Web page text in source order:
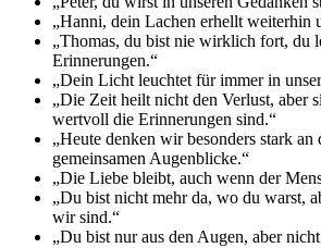
„Hanni, dein Lachen erhellt weiterhin
„Thomas, du bist nie wirklich fort, du
Erinnerungen.“
„Dein Licht leuchtet für immer in
„Die Zeit heilt nicht den Verlust, aber
wertvoll die Erinnerungen sind.“
„Heute denken wir besonders stark an
gemeinsamen Augenblicke.“
„Die Liebe bleibt, auch wenn der
„Du bist nicht mehr da, wo du warst,
wir sind.“
„Du bist nur aus den Augen, aber